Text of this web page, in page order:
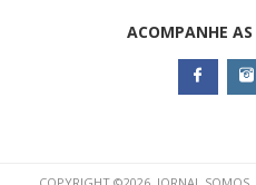
ACOMPANHE AS